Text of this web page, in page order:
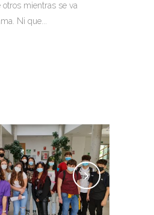
mientras se va
Ni que...